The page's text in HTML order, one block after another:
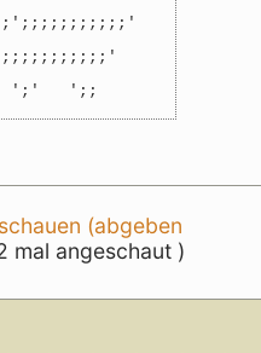
(abgeben
mal angeschaut )